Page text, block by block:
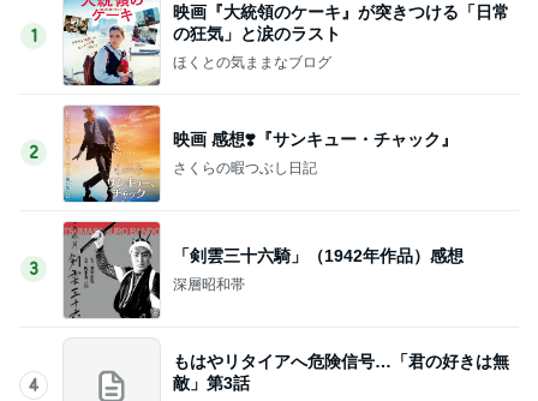
1
映画『大統領のケーキ』が突きつける「日常
の狂気」と涙のラスト
ほくとの気ままなブログ
2
映画 感想❣️『サンキュー・チャック』
さくらの暇つぶし日記
3
「剣雲三十六騎」（1942年作品）感想
深層昭和帯
4
もはやリタイアへ危険信号…「君の好きは無
敵」第3話